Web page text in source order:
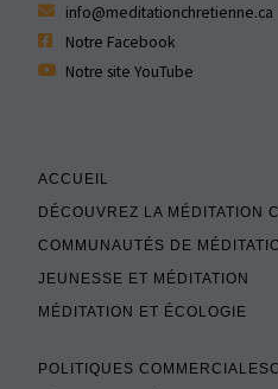
info@meditationchretienne.ca
Notre Facebook
Notre site YouTube
ACCUEIL
DÉCOUVREZ LA MÉDITATION
COMMUNAUTÉS DE
JEUNESSE ET MÉDITATION
MÉDITATION ET ÉCOLOGIE
POLITIQUES COMMERCIALES